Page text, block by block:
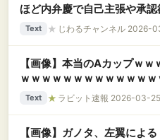
ほど内弁慶で自己主張や承
多くて大変だった」
Text ★ じわるチャンネル 2026-
【画像】本当のAカップｗ
ｗｗｗｗｗｗｗｗｗｗｗｗ
Text ★ ラビット速報 2026-03-25
【画像】ガノタ、左翼によ